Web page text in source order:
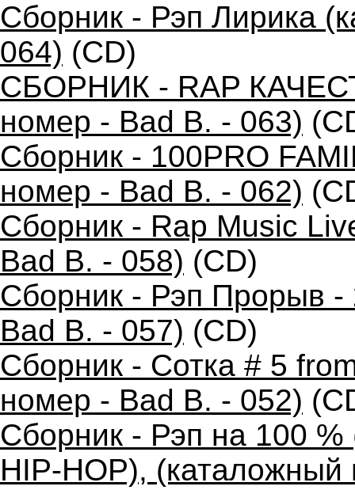
Сборник - Рэп Лирика
064) (CD)
СБОРНИК - RAP
номер - Bad B. - 063)
Сборник - 100PRO
номер - Bad B. - 062)
Сборник - Rap Music
Bad B. - 058) (CD)
Сборник - Рэп Прорыв
Bad B. - 057) (CD)
Сборник - Сотка # 5
номер - Bad B. - 052)
Сборник - Рэп на 100
HIP-HOP),